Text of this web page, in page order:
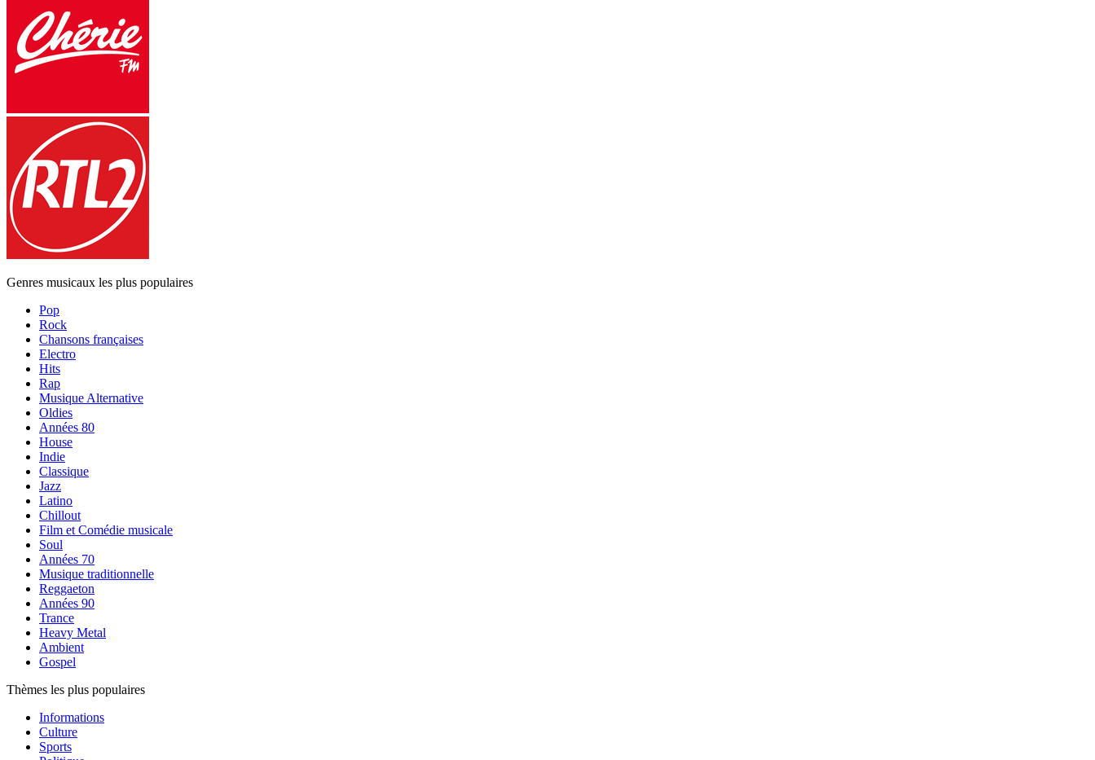
Genres musicaux les plus populaires
Pop
Rock
Chansons françaises
Electro
Hits
Rap
Musique Alternative
Oldies
Années 80
House
Indie
Classique
Jazz
Latino
Chillout
Film et Comédie musicale
Soul
Années 70
Musique traditionnelle
Reggaeton
Années 90
Trance
Heavy Metal
Ambient
Gospel
Thèmes les plus populaires
Informations
Culture
Sports